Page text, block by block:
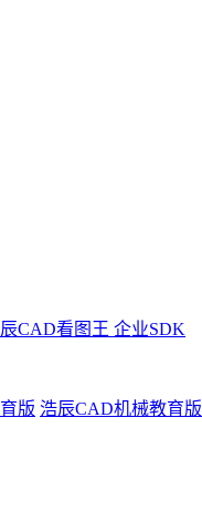
CAD看图王 企业SDK
版 浩辰CAD机械教育版